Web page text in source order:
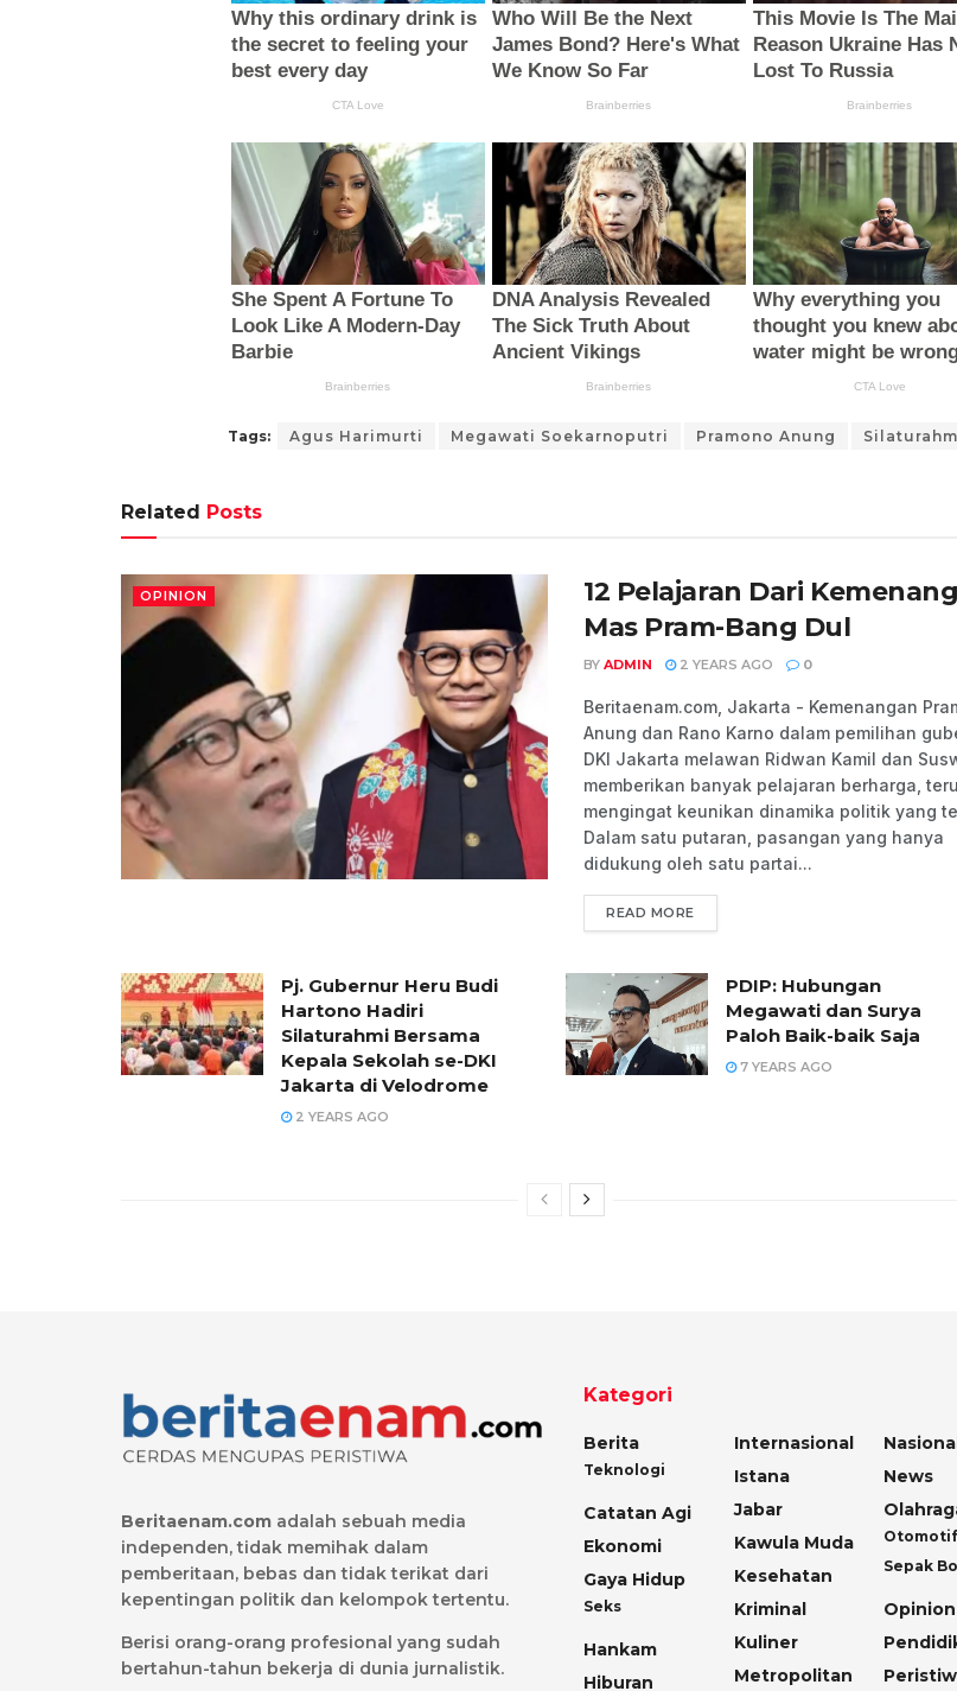
Tags: Agus Harimurti Megawati Soekarnoputri Pramono Anung
Related Posts
OPINION
12 Pelajaran Dari
Mas Pram-Bang Dul
BY ADMIN 2 YEARS AGO 0
Beritaenam.com, Jakarta - Kemenangan
Anung dan Rano Karno dalam pemilihan
DKI Jakarta melawan Ridwan Kamil dan
memberikan banyak pelajaran berharga,
mengingat keunikan dinamika politik yang
Dalam satu putaran, pasangan yang hanya
didukung oleh satu partai...
READ MORE
Pj. Gubernur Heru Budi
Hartono Hadiri
Silaturahmi Bersama
Kepala Sekolah se-DKI
Jakarta di Velodrome
2 YEARS AGO
PDIP: Hubungan
Megawati dan Surya
Paloh Baik-baik Saja
7 YEARS AGO
Beritaenam.com adalah sebuah media
independen, tidak memihak dalam
pemberitaan, bebas dan tidak terikat dari
kepentingan politik dan kelompok tertentu.
Berisi orang-orang profesional yang sudah
bertahun-tahun bekerja di dunia jurnalistik.
Kategori
Berita
Teknologi
Catatan Agi
Ekonomi
Gaya Hidup
Seks
Hankam
Hiburan
Internasional
Istana
Jabar
Kawula Muda
Kesehatan
Kriminal
Kuliner
Metropolitan
News
Otomotif
Sepak
Opinion